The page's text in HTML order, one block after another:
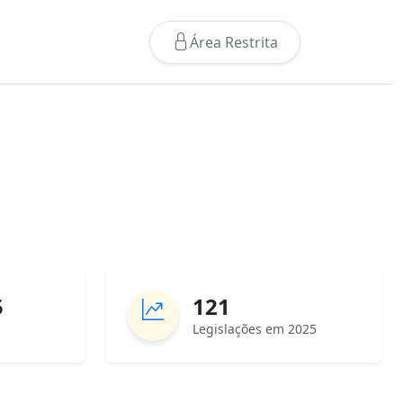
Área Restrita
121
Legislações em 2025